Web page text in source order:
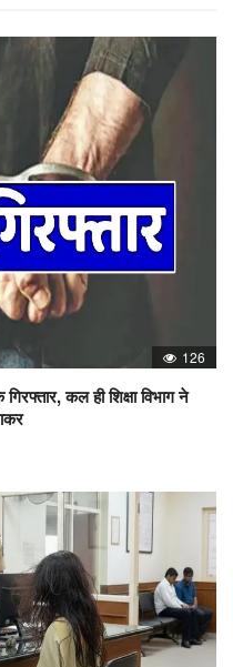
126
कल ही शिक्षा विभाग ने